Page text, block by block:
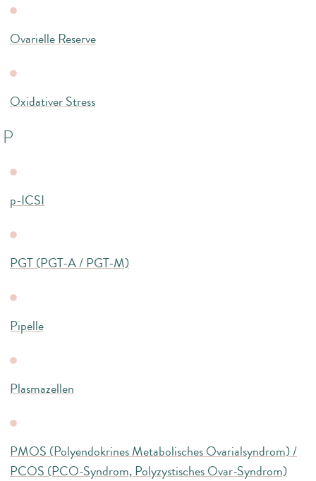
Ovarielle Reserve
Oxidativer Stress
P
p-ICSI
PGT (PGT-A / PGT-M)
Pipelle
Plasmazellen
PMOS (Polyendokrines Metabolisches Ovarialsyndrom) /
PCOS (PCO-Syndrom, Polyzystisches Ovar-Syndrom)